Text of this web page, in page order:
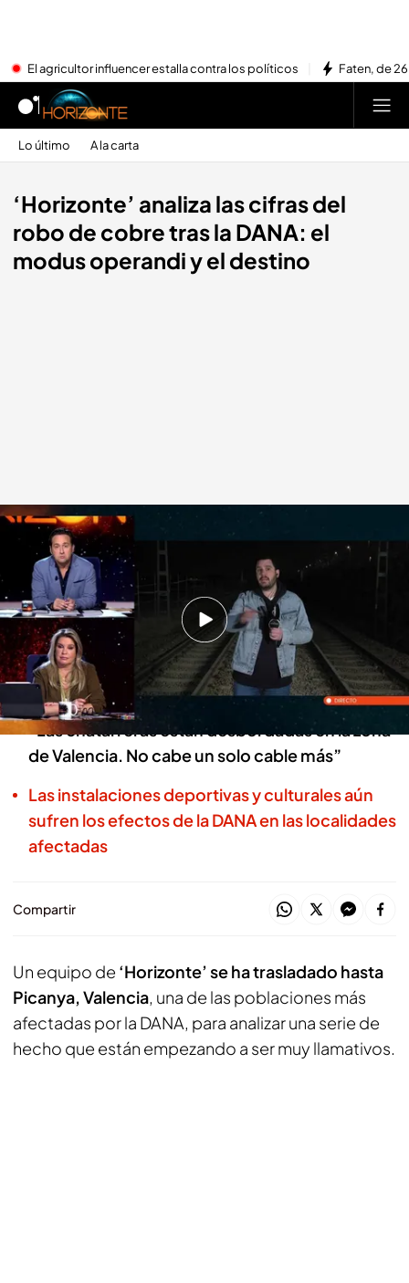
El agricultor influencer estalla contra los políticos Faten, de
Lo último A la carta
‘Horizonte’ analiza las cifras del
robo de cobre tras la DANA: el
modus operandi y el destino
Un reportero de 'Horizonte', en Picanya, Valencia
Horizonte
07 FEB 2025 - 01:31h.
Un equipo de ‘Horizonte’ se ha trasladado
hasta Picanya, Valencia: “Esto nos va a
sorprender”
“Las chatarreras están desbordadas en la zona
de Valencia. No cabe un solo cable más”
Las instalaciones deportivas y culturales aún
sufren los efectos de la DANA en las localidades
afectadas
Compartir
Un equipo de ‘Horizonte’ se ha trasladado hasta
Picanya, Valencia, una de las poblaciones más
afectadas por la DANA, para analizar una serie de
hecho que están empezando a ser muy llamativos.